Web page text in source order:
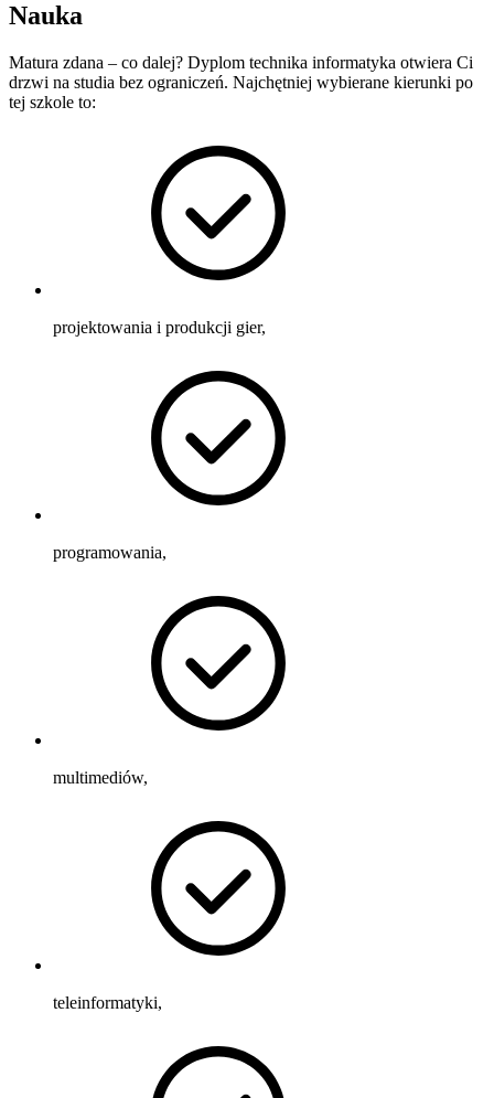
Nauka
Matura zdana – co dalej? Dyplom technika informatyka otwiera Ci
drzwi na studia bez ograniczeń. Najchętniej wybierane kierunki po
tej szkole to:
projektowania i produkcji gier,
programowania,
multimediów,
teleinformatyki,